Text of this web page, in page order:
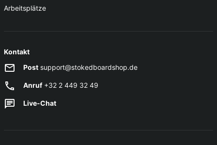
Arbeitsplätze
Kontakt
Post support@stokedboardshop.de
Anruf+32 2 449 32 49
Live-Chat